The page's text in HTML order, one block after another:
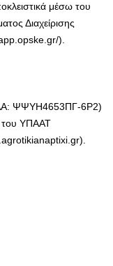
μέσω του
Διαχείρισης
).
ΨΨΥΗ4653ΠΓ-6Ρ2)
του ΥΠΑΑΤ